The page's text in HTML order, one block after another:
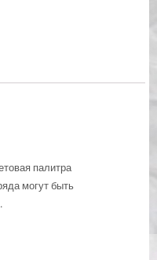
палитра
могут быть